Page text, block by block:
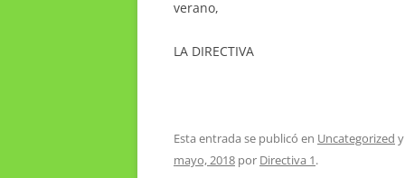
verano,
LA DIRECTIVA
Esta entrada se publicó en Uncategorized
mayo, 2018 por Directiva 1.